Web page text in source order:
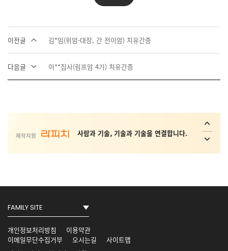
이전글 김*임(위암-대장, 간 전이암) 치유간증
다음글 이**집사(림프암 4기) 치유간증
제작지원 사람과 기술, 기술과 기술을 연결합니다.
AI 가상 비서, AI 상담사, AI 콜봇서비스,
개인정보처리방침
이용약관
이메일무단수집거부
오시는길
사이트맵